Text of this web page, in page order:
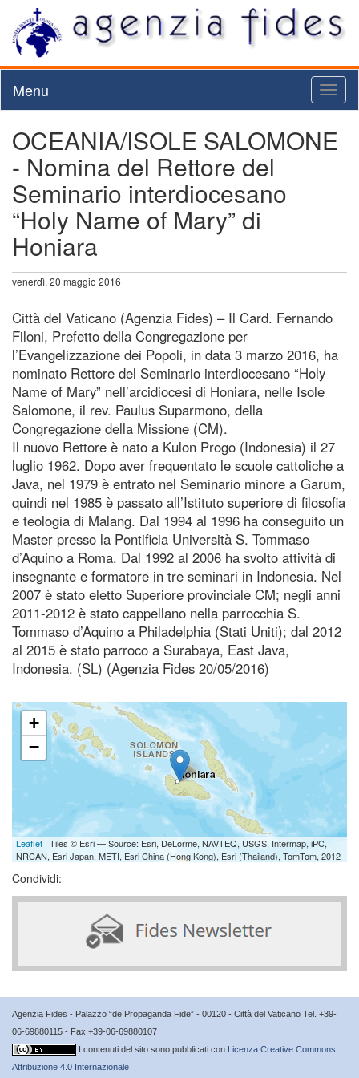
Menu
OCEANIA/ISOLE SALOMONE
- Nomina del Rettore del
Seminario interdiocesano
“Holy Name of Mary” di
Honiara
venerdì, 20 maggio 2016
Città del Vaticano (Agenzia Fides) – Il Card. Fernando
Filoni, Prefetto della Congregazione per
l’Evangelizzazione dei Popoli, in data 3 marzo 2016, ha
nominato Rettore del Seminario interdiocesano “Holy
Name of Mary” nell’arcidiocesi di Honiara, nelle Isole
Salomone, il rev. Paulus Suparmono, della
Congregazione della Missione (CM).
Il nuovo Rettore è nato a Kulon Progo (Indonesia) il 27
luglio 1962. Dopo aver frequentato le scuole cattoliche a
Java, nel 1979 è entrato nel Seminario minore a Garum,
quindi nel 1985 è passato all’Istituto superiore di filosofia
e teologia di Malang. Dal 1994 al 1996 ha conseguito un
Master presso la Pontificia Università S. Tommaso
d’Aquino a Roma. Dal 1992 al 2006 ha svolto attività di
insegnante e formatore in tre seminari in Indonesia. Nel
2007 è stato eletto Superiore provinciale CM; negli anni
2011-2012 è stato cappellano nella parrocchia S.
Tommaso d’Aquino a Philadelphia (Stati Uniti); dal 2012
al 2015 è stato parroco a Surabaya, East Java,
Indonesia. (SL) (Agenzia Fides 20/05/2016)
+
−
Leaflet | Tiles © Esri — Source: Esri, DeLorme, NAVTEQ, USGS, Intermap, iPC,
NRCAN, Esri Japan, METI, Esri China (Hong Kong), Esri (Thailand), TomTom, 2012
Condividi:
Agenzia Fides - Palazzo “de Propaganda Fide” - 00120 - Città del Vaticano Tel. +39-
06-69880115 - Fax +39-06-69880107
I contenuti del sito sono pubblicati con Licenza Creative Commons
Attribuzione 4.0 Internazionale